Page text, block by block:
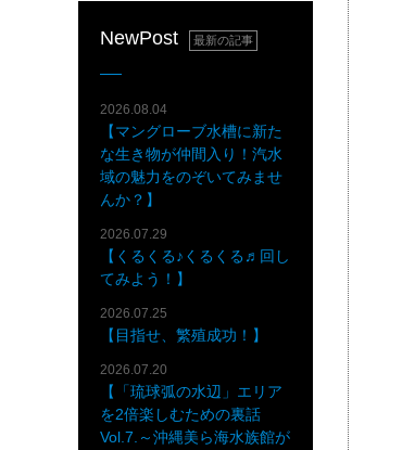
NewPost 最新の記事
2026.08.04
【マングローブ水槽に新た
な生き物が仲間入り！汽水
域の魅力をのぞいてみませ
んか？】
2026.07.29
【くるくる♪くるくる♬回し
てみよう！】
2026.07.25
【目指せ、繁殖成功！】
2026.07.20
【「琉球弧の水辺」エリア
を2倍楽しむための裏話
Vol.7.～沖縄美ら海水族館が